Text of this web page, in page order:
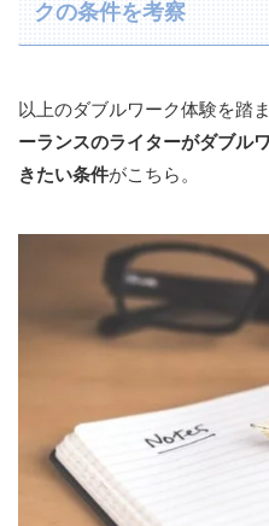
クの条件を考察
以上のダブルワーク体験を踏
ーランスのライターがダブル
きたい条件がこちら。